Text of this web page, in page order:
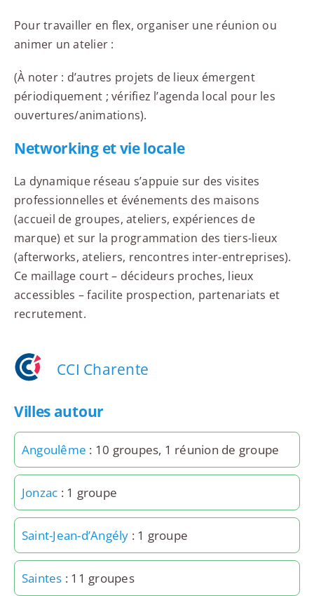
Pour travailler en flex, organiser une réunion ou
animer un atelier :
(À noter : d’autres projets de lieux émergent
périodiquement ; vérifiez l’agenda local pour les
ouvertures/animations).
Networking et vie locale
La dynamique réseau s’appuie sur des visites
professionnelles et événements des maisons
(accueil de groupes, ateliers, expériences de
marque) et sur la programmation des tiers-lieux
(afterworks, ateliers, rencontres inter-entreprises).
Ce maillage court – décideurs proches, lieux
accessibles – facilite prospection, partenariats et
recrutement.
CCI Charente
Villes autour
Angoulême : 10 groupes, 1 réunion de groupe
Jonzac : 1 groupe
Saint-Jean-d’Angély : 1 groupe
Saintes : 11 groupes